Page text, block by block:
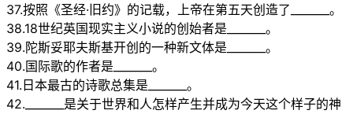
37.按照《圣经·旧约》的记载，上帝在第五天创造了_______。
38.18世纪英国现实主义小说的创始者是_______。
39.陀斯妥耶夫斯基开创的一种新文体是_______。
40.国际歌的作者是_______。
41.日本最古的诗歌总集是_______。
42._______是关于世界和人怎样产生并成为今天这个样子的神